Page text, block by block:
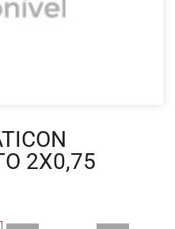
2X0,75